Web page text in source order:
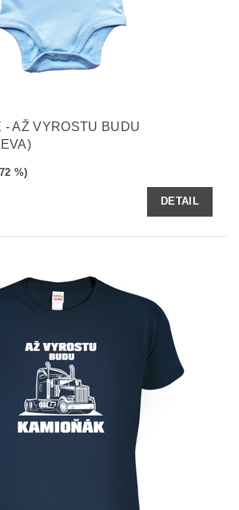
- AŽ VYROSTU BUDU
%)
DETAIL